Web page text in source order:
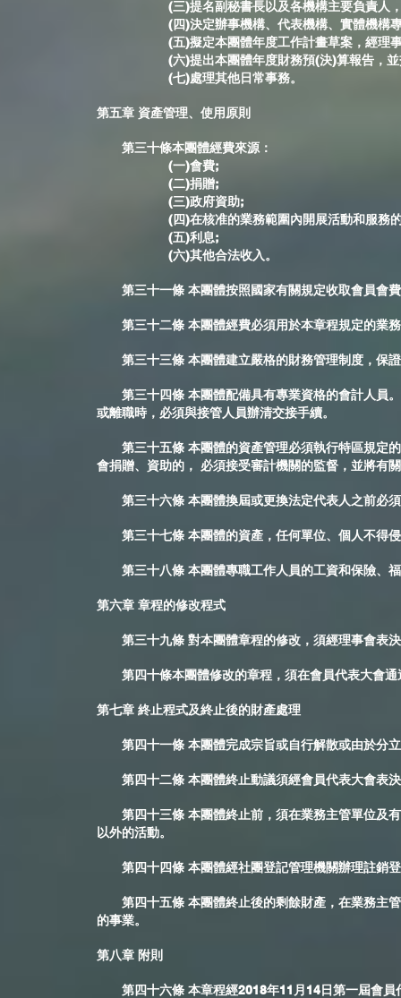
(三)提名副秘書長以及各機構主要負責人，交
(四)決定辦事機構、代表機構、實體機構專
(五)擬定本團體年度工作計畫草案，經理事
(六)提出本團體年度財務預(決)算報告，並
(七)處理其他日常事務。
第五章 資產管理、使用原則
第三十條本團體經費來源：
(一)會費;
(二)捐贈;
(三)政府資助;
(四)在核准的業務範圍內開展活動和服務的
(五)利息;
(六)其他合法收入。
第三十一條 本團體按照國家有關規定收取會員會費
第三十二條 本團體經費必須用於本章程規定的業務
第三十三條 本團體建立嚴格的財務管理制度，保證
第三十四條 本團體配備具有專業資格的會計人員。
或離職時，必須與接管人員辦清交接手續。
第三十五條 本團體的資產管理必須執行特區規定的
會捐贈、資助的， 必須接受審計機關的監督，並將有
第三十六條 本團體換屆或更換法定代表人之前必須
第三十七條 本團體的資產，任何單位、個人不得侵
第三十八條 本團體專職工作人員的工資和保險、
第六章 章程的修改程式
第三十九條 對本團體章程的修改，須經理事會表決
第四十條本團體修改的章程，須在會員代表大會通
第七章 終止程式及終止後的財產處理
第四十一條 本團體完成宗旨或自行解散或由於分立
第四十二條 本團體終止動議須經會員代表大會表決
第四十三條 本團體終止前，須在業務主管單位及有
以外的活動。
第四十四條 本團體經社團登記管理機關辦理註銷登
第四十五條 本團體終止後的剩餘財產，在業務主管
的事業。
第八章 附則
第四十六條 本章程經2018年11月14日第一屆會員